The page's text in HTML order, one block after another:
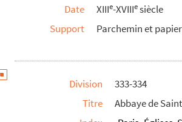
(23 février 1600-5 décembre 1650)
novembre 1653)
1655)
des offices de clercs et chapelains de
décembre 1656)
mai 1658)
Date
XIIIe-XVIIIesiècle
Support
Parchemin et papier
Division
333-334
Titre
Abbaye de